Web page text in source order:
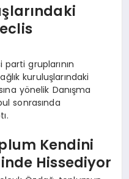
parti gruplarının
kuruluşlarındaki
yönelik Danışma
sonrasında
Kendini
Hissediyor